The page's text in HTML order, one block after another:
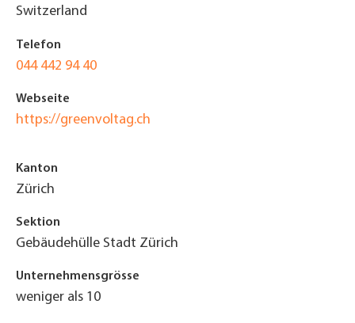
Switzerland
Telefon
044 442 94 40
Webseite
https://greenvoltag.ch
Kanton
Zürich
Sektion
Gebäudehülle Stadt Zürich
Unternehmensgrösse
weniger als 10